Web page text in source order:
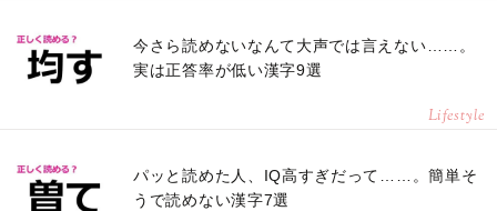
今さら読めないなんて大声では言えない……。
実は正答率が低い漢字9選
Lifestyle
パッと読めた人、IQ高すぎだって……。簡単そ
うで読めない漢字7選